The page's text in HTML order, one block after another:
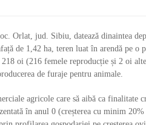
Orlat, jud. Sibiu, datează dinaintea
de 1,42 ha, teren luat în arendă pe o
oi (216 femele reproducție și 2 oi
de furaje pentru animale.
agricole care să aibă ca finalitate
în anul 0 (creșterea cu minim